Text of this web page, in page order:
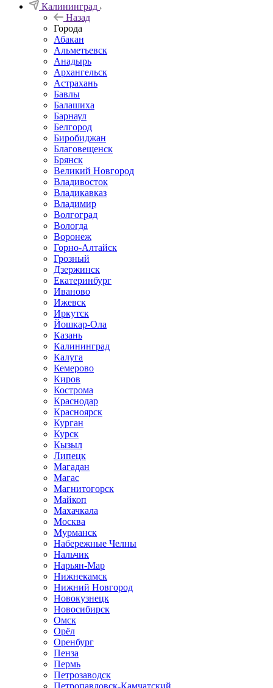
Калининград
Назад
Города
Абакан
Альметьевск
Анадырь
Архангельск
Астрахань
Бавлы
Балашиха
Барнаул
Белгород
Биробиджан
Благовещенск
Брянск
Великий Новгород
Владивосток
Владикавказ
Владимир
Волгоград
Вологда
Воронеж
Горно-Алтайск
Грозный
Дзержинск
Екатеринбург
Иваново
Ижевск
Иркутск
Йошкар-Ола
Казань
Калининград
Калуга
Кемерово
Киров
Кострома
Краснодар
Красноярск
Курган
Курск
Кызыл
Липецк
Магадан
Магас
Магнитогорск
Майкоп
Махачкала
Москва
Мурманск
Набережные Челны
Нальчик
Нарьян-Мар
Нижнекамск
Нижний Новгород
Новокузнецк
Новосибирск
Омск
Орёл
Оренбург
Пенза
Пермь
Петрозаводск
Петропавловск-Камчатский